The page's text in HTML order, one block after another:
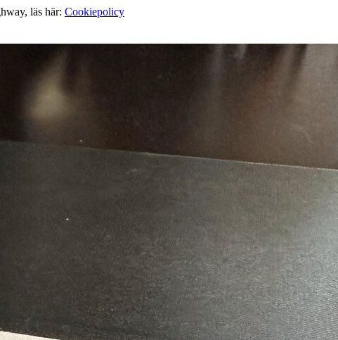
läs här: Cookiepolicy